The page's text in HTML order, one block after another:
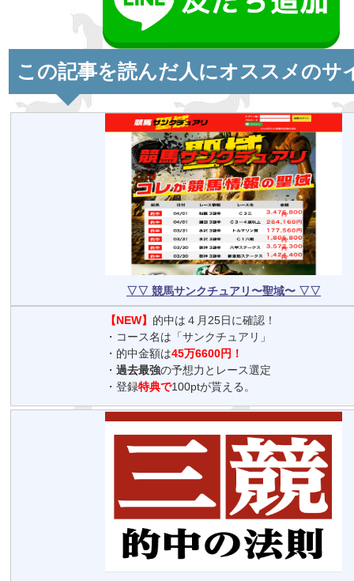
この記事を読んだ人にオススメのサ
▽▽ 競馬サンクチュアリ〜聖域〜 ▽▽
【NEW】 的中は４月25日に確認！
・コース名は「サンクチュアリ」
・的中金額は45万6600円！
・ 過去最強の予想力とレース選定
・登録特典で100ptが貰える。